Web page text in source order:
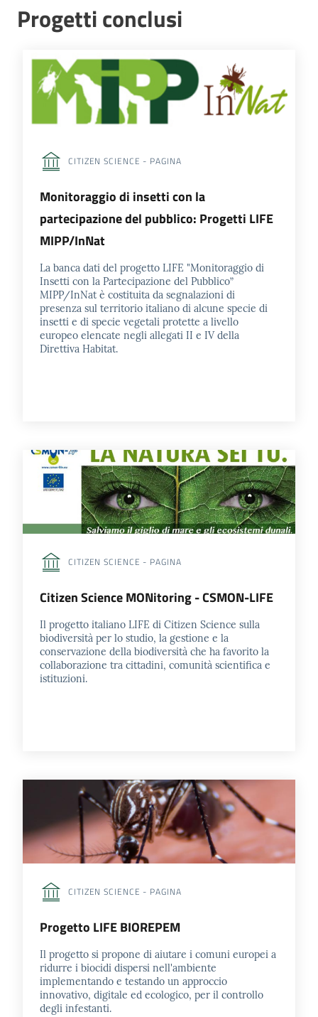
Progetti conclusi
CITIZEN SCIENCE - PAGINA
Monitoraggio di insetti con la
partecipazione del pubblico: Progetti LIFE
MIPP/InNat
La banca dati del progetto LIFE "Monitoraggio di
Insetti con la Partecipazione del Pubblico”
MIPP/InNat è costituita da segnalazioni di
presenza sul territorio italiano di alcune specie di
insetti e di specie vegetali protette a livello
europeo elencate negli allegati II e IV della
Direttiva Habitat.
CITIZEN SCIENCE - PAGINA
Citizen Science MONitoring - CSMON-LIFE
Il progetto italiano LIFE di Citizen Science sulla
biodiversità per lo studio, la gestione e la
conservazione della biodiversità che ha favorito la
collaborazione tra cittadini, comunità scientifica e
istituzioni.
CITIZEN SCIENCE - PAGINA
Progetto LIFE BIOREPEM
Il progetto si propone di aiutare i comuni europei a
ridurre i biocidi dispersi nell'ambiente
implementando e testando un approccio
innovativo, digitale ed ecologico, per il controllo
degli infestanti.